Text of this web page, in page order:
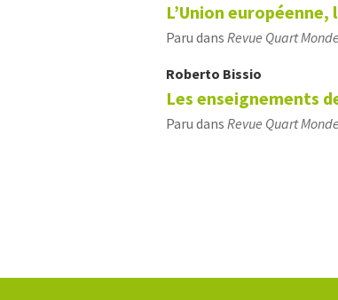
L’Union
Paru dans Revue Quart Monde
Roberto Bissio
Les enseignements
Paru dans Revue Quart Monde